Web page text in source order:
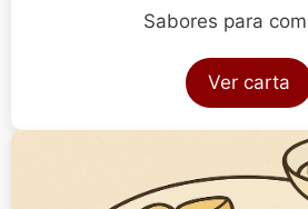
Sabores para
Ver carta